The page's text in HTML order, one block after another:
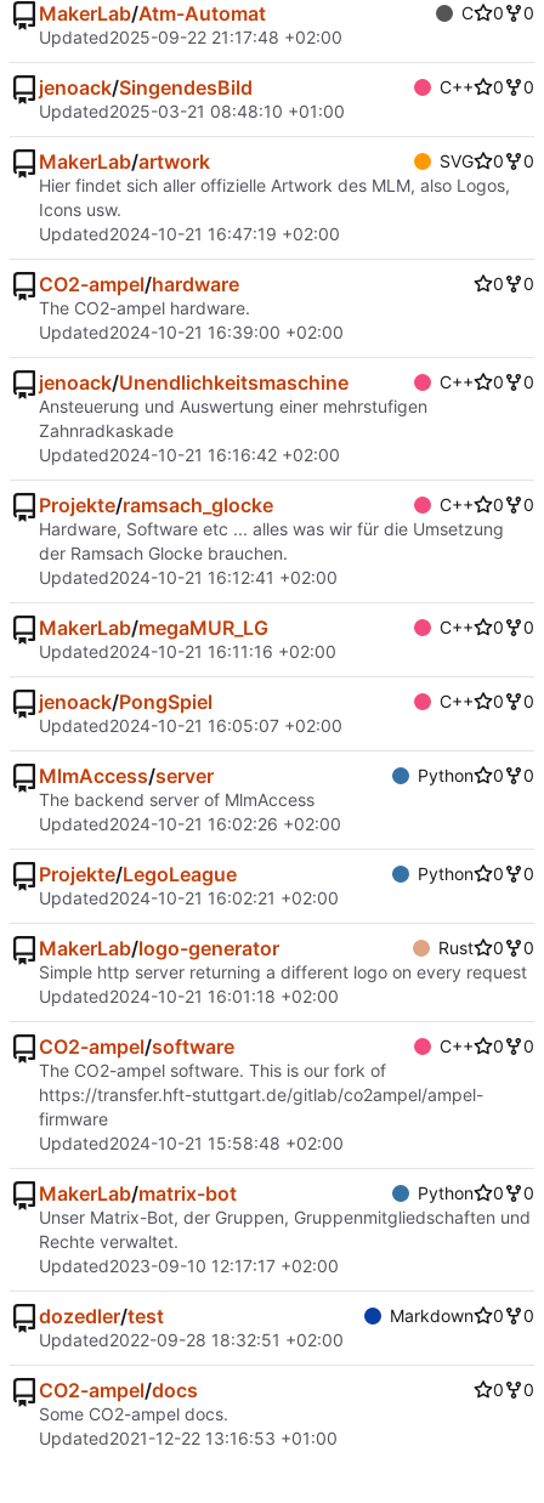
MakerLab/Atm-Automat C 0
0
Updated2025-09-22 21:17:48 +02:00
jenoack/SingendesBild C++ 0
0
Updated2025-03-21 08:48:10 +01:00
MakerLab/artwork SVG 0
0
Hier findet sich aller offizielle Artwork des MLM, also Logos,
Icons usw.
Updated2024-10-21 16:47:19 +02:00
CO2-ampel/hardware 0
0
The CO2-ampel hardware.
Updated2024-10-21 16:39:00 +02:00
jenoack/Unendlichkeitsmaschine C++ 0
0
Ansteuerung und Auswertung einer mehrstufigen
Zahnradkaskade
Updated2024-10-21 16:16:42 +02:00
Projekte/ramsach_glocke C++ 0
0
Hardware, Software etc ... alles was wir für die Umsetzung
der Ramsach Glocke brauchen.
Updated2024-10-21 16:12:41 +02:00
MakerLab/megaMUR_LG C++ 0
0
Updated2024-10-21 16:11:16 +02:00
jenoack/PongSpiel C++ 0
0
Updated2024-10-21 16:05:07 +02:00
MlmAccess/server Python 0
0
The backend server of MlmAccess
Updated2024-10-21 16:02:26 +02:00
Projekte/LegoLeague Python 0
0
Updated2024-10-21 16:02:21 +02:00
MakerLab/logo-generator Rust 0
0
Simple http server returning a different logo on every request
Updated2024-10-21 16:01:18 +02:00
CO2-ampel/software C++ 0
0
The CO2-ampel software. This is our fork of
https://transfer.hft-stuttgart.de/gitlab/co2ampel/ampel-
firmware
Updated2024-10-21 15:58:48 +02:00
MakerLab/matrix-bot Python 0
0
Unser Matrix-Bot, der Gruppen, Gruppenmitgliedschaften und
Rechte verwaltet.
Updated2023-09-10 12:17:17 +02:00
dozedler/test Markdown 0
0
Updated2022-09-28 18:32:51 +02:00
CO2-ampel/docs 0
0
Some CO2-ampel docs.
Updated2021-12-22 13:16:53 +01:00